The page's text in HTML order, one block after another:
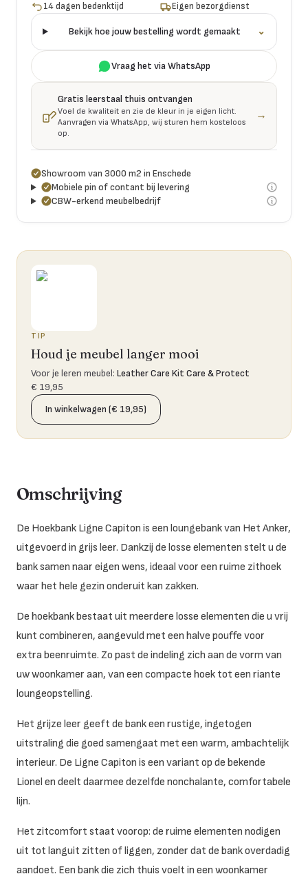
14 dagen bedenktijd
Eigen bezorgdienst
Bekijk hoe jouw bestelling wordt gemaakt ⌄
Vraag het via WhatsApp
Gratis leerstaal thuis ontvangen
Voel de kwaliteit en zie de kleur in je eigen licht.
Aanvragen via WhatsApp, wij sturen hem kosteloos
op.
→
Showroom van 3000 m2 in Enschede
Mobiele pin of contant bij levering
CBW-erkend meubelbedrijf
TIP
Houd je meubel langer mooi
Voor je leren meubel: Leather Care Kit Care & Protect
€ 19,95
In winkelwagen (€ 19,95)
Omschrijving
De Hoekbank Ligne Capiton is een loungebank van Het Anker,
uitgevoerd in grijs leer. Dankzij de losse elementen stelt u de
bank samen naar eigen wens, ideaal voor een ruime zithoek
waar het hele gezin onderuit kan zakken.
De hoekbank bestaat uit meerdere losse elementen die u vrij
kunt combineren, aangevuld met een halve pouffe voor
extra beenruimte. Zo past de indeling zich aan de vorm van
uw woonkamer aan, van een compacte hoek tot een riante
loungeopstelling.
Het grijze leer geeft de bank een rustige, ingetogen
uitstraling die goed samengaat met een warm, ambachtelijk
interieur. De Ligne Capiton is een variant op de bekende
Lionel en deelt daarmee dezelfde nonchalante, comfortabele
lijn.
Het zitcomfort staat voorop: de ruime elementen nodigen
uit tot languit zitten of liggen, zonder dat de bank overdadig
aandoet. Een bank die zich thuis voelt in een woonkamer